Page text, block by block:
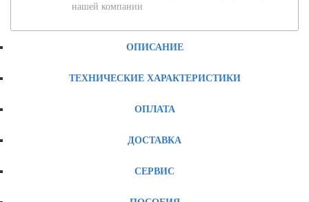
нашей компании
ОПИСАНИЕ
ТЕХНИЧЕСКИЕ ХАРАКТЕРИСТИКИ
ОПЛАТА
ДОСТАВКА
СЕРВИС